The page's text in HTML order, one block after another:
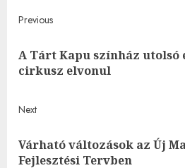
Post
navigation
Previous
A Tárt Kapu színház utolsó
cirkusz elvonul
Next
Next
post:
Várható változások az Új
Fejlesztési Tervben